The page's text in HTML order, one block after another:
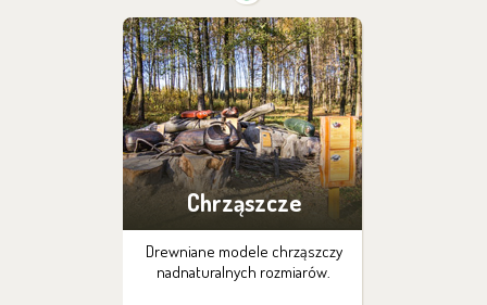
Chrząszcze
Drewniane modele chrząszczy
nadnaturalnych rozmiarów.